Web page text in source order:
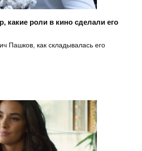
какие роли в кино сделали его
Пашков, как складывалась его